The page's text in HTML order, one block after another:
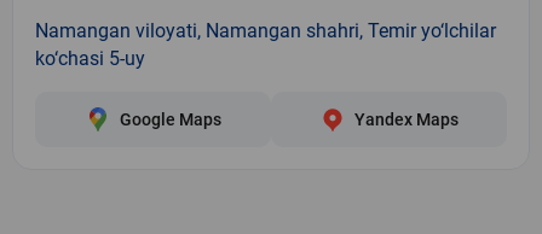
Namangan viloyati, Namangan shahri, Temir yo‘lchilar
ko‘chasi 5-uy
Google Maps Yandex Maps